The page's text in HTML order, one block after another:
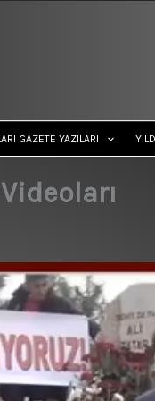
GAZETE YAZILARI